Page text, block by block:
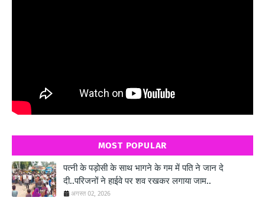
MOST POPULAR
पत्नी के पड़ोसी के साथ भागने के गम में पति ने जान दे
दी..परिजनों ने हाईवे पर शव रखकर लगाया जाम..
अगस्त 02, 2026